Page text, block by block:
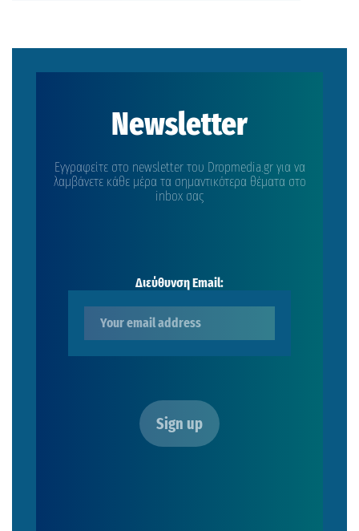
Newsletter
Εγγραφείτε στο newsletter του Dropmedia.gr για να
λαμβάνετε κάθε μέρα τα σημαντικότερα θέματα στο
inbox σας
Διεύθυνση Email: